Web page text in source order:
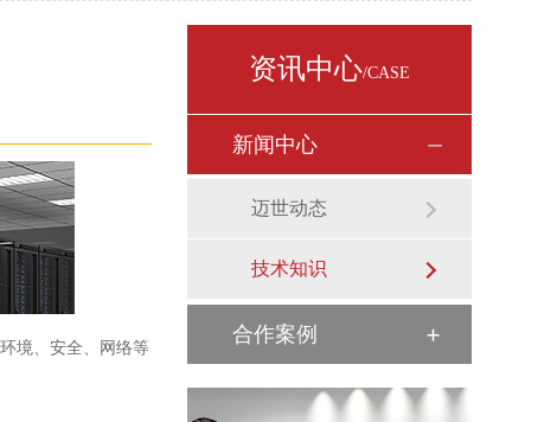
境、安全、网络等
资讯中心/CASE
新闻中心
迈世动态
技术知识
合作案例